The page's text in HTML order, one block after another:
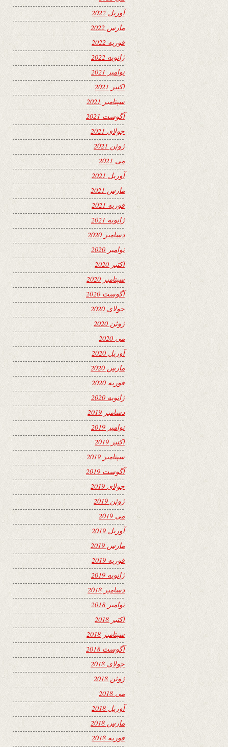
آوریل 2022
مارس 2022
فوریه 2022
ژانویه 2022
نوامبر 2021
اکتبر 2021
سپتامبر 2021
آگوست 2021
جولای 2021
ژوئن 2021
می 2021
آوریل 2021
مارس 2021
فوریه 2021
ژانویه 2021
دسامبر 2020
نوامبر 2020
اکتبر 2020
سپتامبر 2020
آگوست 2020
جولای 2020
ژوئن 2020
می 2020
آوریل 2020
مارس 2020
فوریه 2020
ژانویه 2020
دسامبر 2019
نوامبر 2019
اکتبر 2019
سپتامبر 2019
آگوست 2019
جولای 2019
ژوئن 2019
می 2019
آوریل 2019
مارس 2019
فوریه 2019
ژانویه 2019
دسامبر 2018
نوامبر 2018
اکتبر 2018
سپتامبر 2018
آگوست 2018
جولای 2018
ژوئن 2018
می 2018
آوریل 2018
مارس 2018
فوریه 2018